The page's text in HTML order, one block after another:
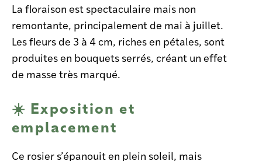
La floraison est spectaculaire mais non
remontante, principalement de mai à juillet.
Les fleurs de 3 à 4 cm, riches en pétales, sont
produites en bouquets serrés, créant un effet
de masse très marqué.
☀️ Exposition et
emplacement
Ce rosier s’épanouit en plein soleil, mais